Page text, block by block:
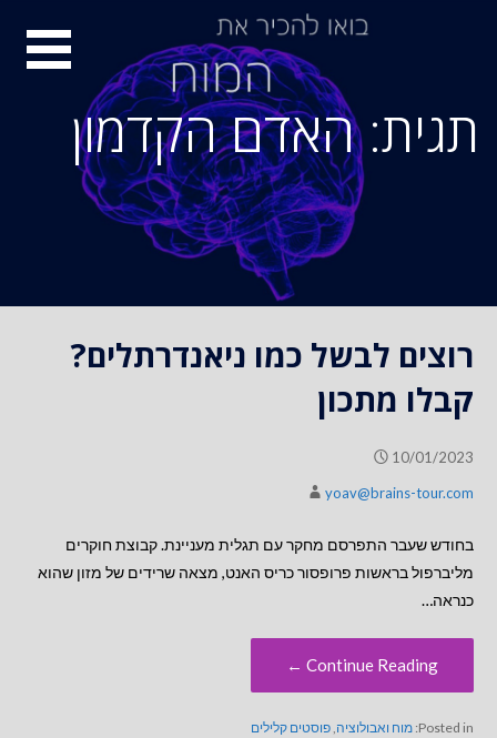
תגית: האדם הקדמון
רוצים לבשל כמו ניאנדרתלים?
קבלו מתכון
10/01/2023
yoav@brains-tour.com
בחודש שעבר התפרסם מחקר עם תגלית מעניינת. קבוצת חוקרים
מליברפול בראשות פרופסור כריס האנט, מצאה שרידים של מזון שהוא
כנראה…
Continue Reading ←
Posted in: מוח ואבולוציה,פוסטים קלילים